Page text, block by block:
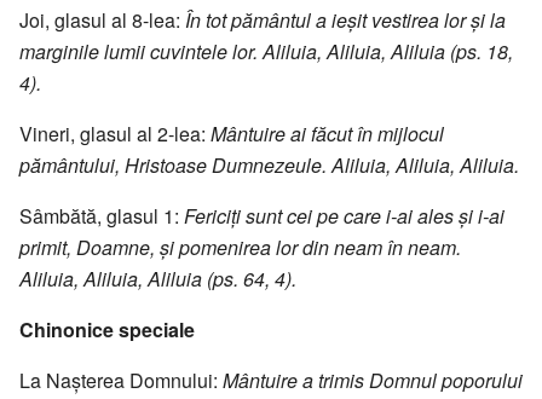
Joi, glasul al 8-lea: În tot pământul a ieşit vestirea lor şi la
marginile lumii cuvintele lor. Aliluia, Aliluia, Aliluia (ps. 18,
4).
Vineri, glasul al 2-lea: Mântuire ai făcut în mijlocul
pământului, Hristoase Dumnezeule. Aliluia, Aliluia, Aliluia.
Sâmbătă, glasul 1: Fericiţi sunt cei pe care i-ai ales şi i-ai
primit, Doamne, şi pomenirea lor din neam în neam.
Aliluia, Aliluia, Aliluia (ps. 64, 4).
Chinonice speciale
La Naşterea Domnului: Mântuire a trimis Domnul poporului